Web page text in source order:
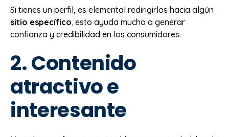
Si tienes un perfil, es elemental redirigirlos hacia algún
sitio específico esto ayuda mucho a generar
confianza y credibilidad en los consumidores.
2. Contenido
atractivo e
interesante